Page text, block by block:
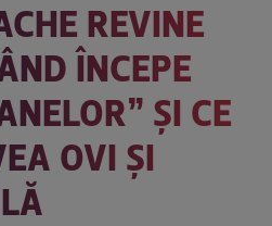
REVINE
ÎNCEPE
ȘI CE
OVI ȘI